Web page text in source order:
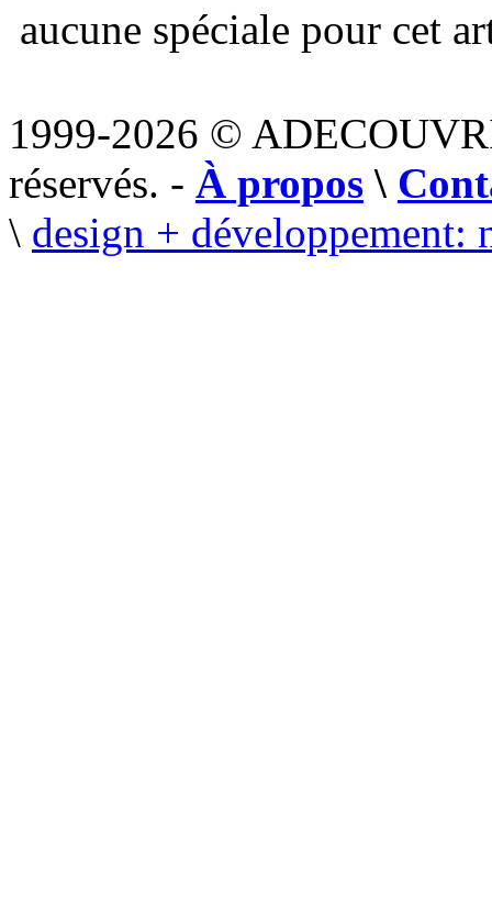
aucune spéciale pour cet
1999-2026 ©
réservés. - À propos \
\ design + développement: